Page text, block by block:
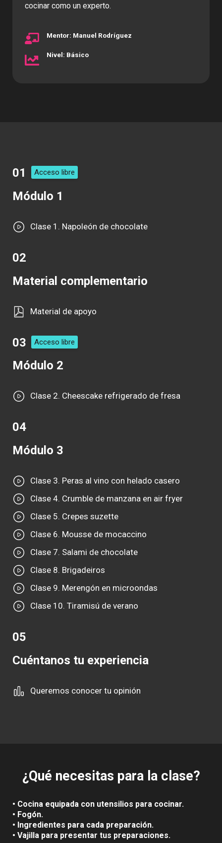
cocinar como un experto.
Mentor: Manuel Rodríguez
Nivel: Básico
01 Acceso libre
Módulo 1
Clase 1. Napoleón de chocolate
02
Material complementario
Material de apoyo
03 Acceso libre
Módulo 2
Clase 2. Cheescake refrigerado de fresa
04
Módulo 3
Clase 3. Peras al vino con helado casero
Clase 4. Crumble de manzana en air fryer
Clase 5. Crepes suzette
Clase 6. Mousse de mocaccino
Clase 7. Salami de chocolate
Clase 8. Brigadeiros
Clase 9. Merengón en microondas
Clase 10. Tiramisú de verano
05
Cuéntanos tu experiencia
Queremos conocer tu opinión
¿Qué necesitas para la clase?
• Cocina equipada con utensilios para cocinar.
• Fogón.
• Ingredientes para cada preparación.
• Vajilla para presentar tus preparaciones.